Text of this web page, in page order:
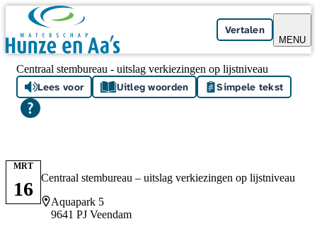
Skip navigation
Vertalen
MENU
Centraal stembureau - uitslag verkiezingen op lijstniveau
Lees voor Uitleg woorden Simpele tekst
Centraal stembureau – uitslag verkiezingen op lijstniveau
Locatie
Aquapark 5
9641 PJ Veendam
MRT
16